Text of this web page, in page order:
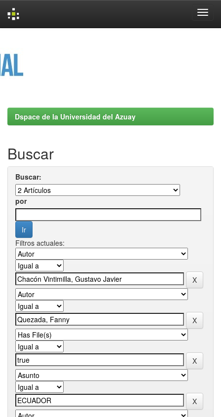
Dspace de la Universidad del Azuay
Buscar
Buscar:
por
Filtros actuales: